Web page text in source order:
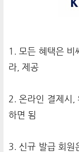
1. 모든 혜택은 비
라, 제공
2. 온라인 결제시,
하면 됨
3. 신규 발급 회원